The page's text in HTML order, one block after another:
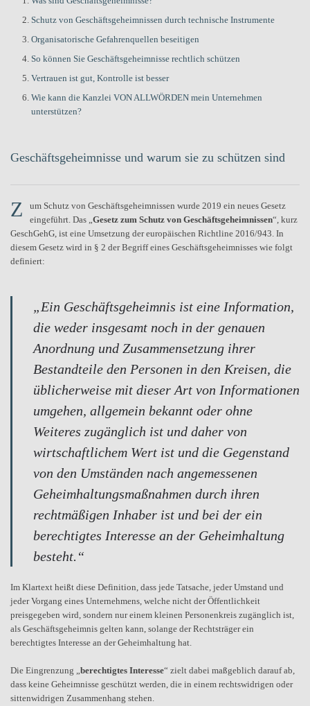
Schutz von Geschäftsgeheimnissen durch technische Instrumente
Organisatorische Gefahrenquellen beseitigen
So können Sie Geschäftsgeheimnisse rechtlich schützen
Vertrauen ist gut, Kontrolle ist besser
Wie kann die Kanzlei VON ALLWÖRDEN mein Unternehmen
unterstützen?
Geschäftsgeheimnisse und warum sie zu schützen sind
Z
um Schutz von Geschäftsgeheimnissen wurde 2019 ein neues Gesetz
eingeführt. Das „ Gesetz zum Schutz von Geschäftsgeheimnissen“, kurz
GeschGehG, ist eine Umsetzung der europäischen Richtline 2016/943. In
diesem Gesetz wird in § 2 der Begriff eines Geschäftsgeheimnisses wie folgt
definiert:
„Ein Geschäftsgeheimnis ist eine Information,
die weder insgesamt noch in der genauen
Anordnung und Zusammensetzung ihrer
Bestandteile den Personen in den Kreisen, die
üblicherweise mit dieser Art von Informationen
umgehen, allgemein bekannt oder ohne
Weiteres zugänglich ist und daher von
wirtschaftlichem Wert ist und die Gegenstand
von den Umständen nach angemessenen
Geheimhaltungsmaßnahmen durch ihren
rechtmäßigen Inhaber ist und bei der ein
berechtigtes Interesse an der Geheimhaltung
besteht.“
Im Klartext heißt diese Definition, dass jede Tatsache, jeder Umstand und
jeder Vorgang eines Unternehmens, welche nicht der Öffentlichkeit
preisgegeben wird, sondern nur einem kleinen Personenkreis zugänglich ist,
als Geschäftsgeheimnis gelten kann, solange der Rechtsträger ein
berechtigtes Interesse an der Geheimhaltung hat.
Die Eingrenzung „ berechtigtes Interesse“ zielt dabei maßgeblich darauf ab,
dass keine Geheimnisse geschützt werden, die in einem rechtswidrigen oder
sittenwidrigen Zusammenhang stehen.